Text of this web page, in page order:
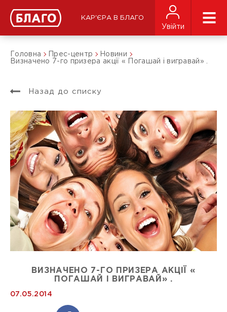
КАР'ЄРА В БЛАГО
Увійти
Головна Прес-центр
Новини
Визначено 7-го призера акції « Погашай і вигравай» .
Назад до списку
ВИЗНАЧЕНО 7-ГО ПРИЗЕРА АКЦІЇ «
ПОГАШАЙ І ВИГРАВАЙ» .
07.05.2014